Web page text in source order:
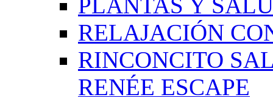
RELAJACIÓN
RINCONCITO
RENÉE ESCAPE